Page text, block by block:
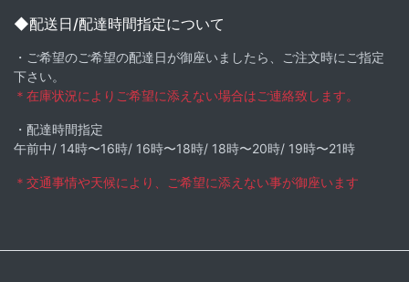
◆配送日/配達時間指定について
・ご希望のご希望の配達日が御座いましたら、ご注文時にご指定
下さい。
＊在庫状況によりご希望に添えない場合はご連絡致します。
・配達時間指定
午前中/ 14時〜16時/ 16時〜18時/ 18時〜20時/ 19時〜21時
＊交通事情や天候により、ご希望に添えない事が御座います